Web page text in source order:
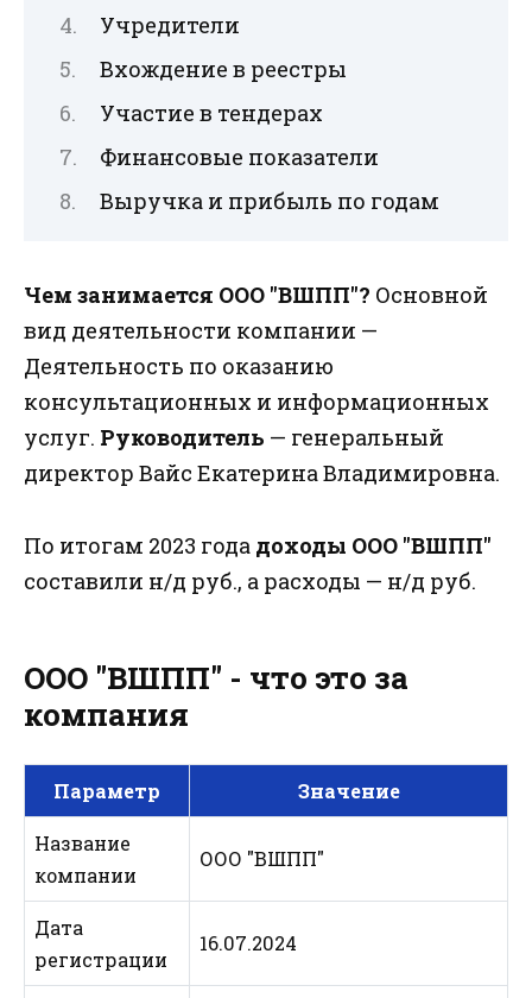
Учредители
Вхождение в реестры
Участие в тендерах
Финансовые показатели
Выручка и прибыль по годам
Чем занимается ООО "ВШПП"? Основной
вид деятельности компании —
Деятельность по оказанию
консультационных и информационных
услуг. Руководитель — генеральный
директор Вайс Екатерина Владимировна.
По итогам 2023 года доходы ООО "ВШПП"
составили н/д руб., а расходы — н/д руб.
ООО "ВШПП" - что это за
компания
Параметр Значение
Название
компании
ООО "ВШПП"
Дата
регистрации
16.07.2024